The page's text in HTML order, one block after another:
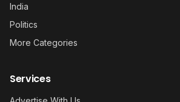
India
Politics
More Categories
Services